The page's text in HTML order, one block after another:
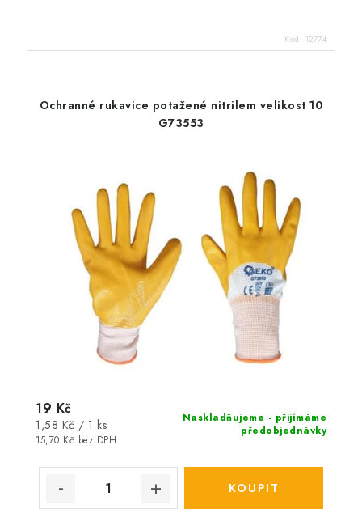
Kód: 12774
Ochranné rukavice potažené nitrilem velikost 10
G73553
Naskladňujeme - přijímáme
předobjednávky
15,70 Kč bez DPH
19 Kč
Měrná
cena:
1,58 Kč / 1 ks